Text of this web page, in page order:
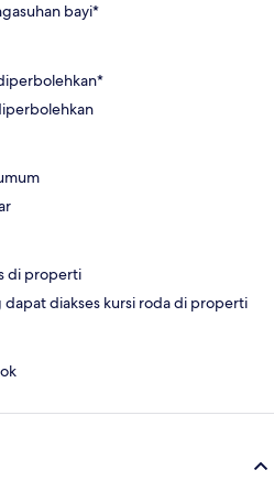
bayi*
di properti
dapat diakses kursi roda di properti